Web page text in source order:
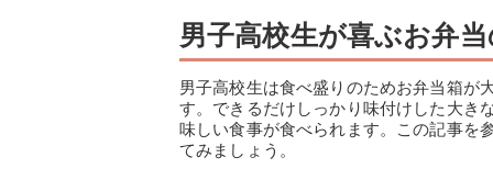
男子高校生が喜ぶお弁
男子高校生は食べ盛りのためお弁当箱が
す。できるだけしっかり味付けした大き
味しい食事が食べられます。この記事を
てみましょう。